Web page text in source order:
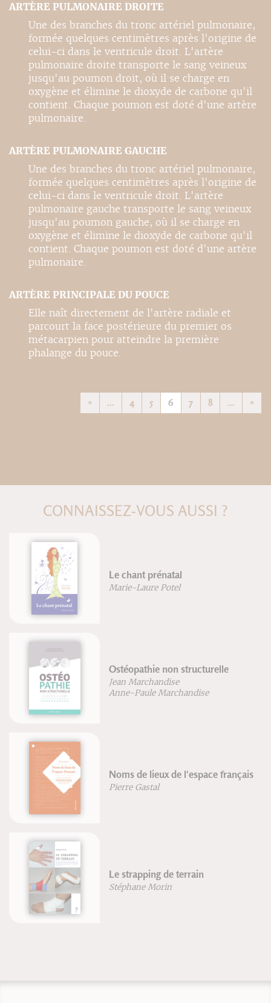
ARTÈRE PULMONAIRE DROITE
Une des branches du tronc artériel pulmonaire,
formée quelques centimètres après l'origine de
celui-ci dans le ventricule droit. L'artère
pulmonaire droite transporte le sang veineux
jusqu'au poumon droit, où il se charge en
oxygène et élimine le dioxyde de carbone qu'il
contient. Chaque poumon est doté d'une artère
pulmonaire.
ARTÈRE PULMONAIRE GAUCHE
Une des branches du tronc artériel pulmonaire,
formée quelques centimètres après l'origine de
celui-ci dans le ventricule droit. L'artère
pulmonaire gauche transporte le sang veineux
jusqu'au poumon gauche, où il se charge en
oxygène et élimine le dioxyde de carbone qu'il
contient. Chaque poumon est doté d'une artère
pulmonaire.
ARTÈRE PRINCIPALE DU POUCE
Elle naît directement de l'artère radiale et
parcourt la face postérieure du premier os
métacarpien pour atteindre la première
phalange du pouce.
« ... 4 5 6 7 8 ... »
CONNAISSEZ-VOUS AUSSI ?
Le chant prénatal
Marie-Laure Potel
Ostéopathie non structurelle
Jean Marchandise
Anne-Paule Marchandise
Noms de lieux de l'espace français
Pierre Gastal
Le strapping de terrain
Stéphane Morin